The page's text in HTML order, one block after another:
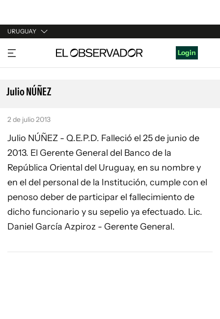
URUGUAY
URUGUAY
ARGENTINA
ESPAÑA
Login
Julio NÚÑEZ
2 de julio 2013
Julio NÚÑEZ - Q.E.P.D. Falleció el 25 de junio de
2013. El Gerente General del Banco de la
República Oriental del Uruguay, en su nombre y
en el del personal de la Institución, cumple con el
penoso deber de participar el fallecimiento de
dicho funcionario y su sepelio ya efectuado. Lic.
Daniel García Azpiroz - Gerente General.